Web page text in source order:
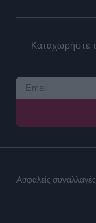
Καταχωρήστε
Ασφαλείς συναλλαγές